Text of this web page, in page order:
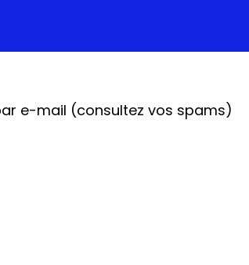
e-mail (consultez vos spams)